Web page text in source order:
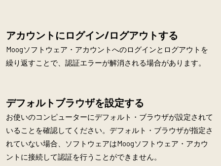
アカウントにログイン/ログアウトする
Moogソフトウェア・アカウントへのログインとログアウトを
繰り返すことで、認証エラーが解消される場合があります。
デフォルトブラウザを設定する
お使いのコンピューターにデフォルト・ブラウザが設定されて
いることを確認してください。デフォルト・ブラウザが指定さ
れていない場合、ソフトウェアはMoogソフトウェア・アカウ
ントに接続して認証を行うことができません。